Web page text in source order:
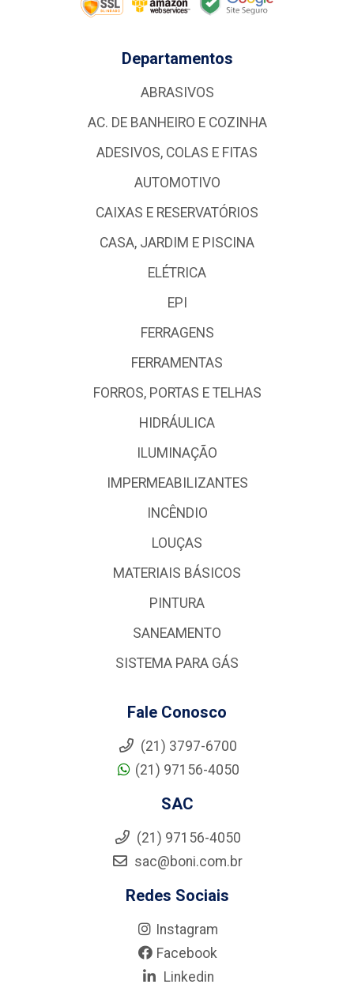
Departamentos
ABRASIVOS
AC. DE BANHEIRO E COZINHA
ADESIVOS, COLAS E FITAS
AUTOMOTIVO
CAIXAS E RESERVATÓRIOS
CASA, JARDIM E PISCINA
ELÉTRICA
EPI
FERRAGENS
FERRAMENTAS
FORROS, PORTAS E TELHAS
HIDRÁULICA
ILUMINAÇÃO
IMPERMEABILIZANTES
INCÊNDIO
LOUÇAS
MATERIAIS BÁSICOS
PINTURA
SANEAMENTO
SISTEMA PARA GÁS
Fale Conosco
(21) 3797-6700
(21) 97156-4050
SAC
(21) 97156-4050
sac@boni.com.br
Redes Sociais
Instagram
Facebook
Linkedin